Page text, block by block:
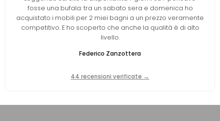
fosse una bufala: tra un sabato sera e domenica ho
acquistato i mobili per 2 miei bagni a un prezzo veramente
competitivo. E ho scoperto che anche la qualità è di alto
livello.
Federico Zanzottera
44 recensioni verificate →